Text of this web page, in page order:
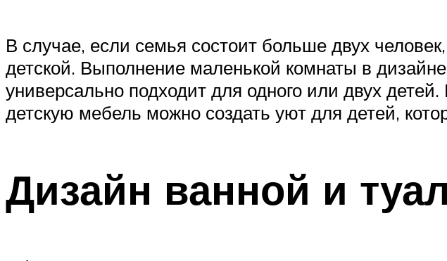
В случае, если семья состоит больше двух
детской. Выполнение маленькой комнаты в
универсально подходит для одного или двух
детскую мебель можно создать уют для детей,
Дизайн ванной и